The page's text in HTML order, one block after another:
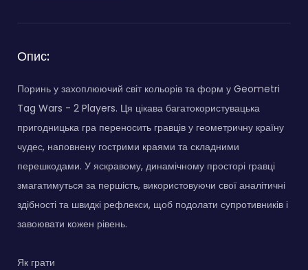
Опис:
Поринь у захоплюючий світ кольорів та форм у Geometri
Tag Wars - 2 Players. Ця цікава багатокористувацька
пригодницька гра переносить гравців у геометричну країну
чудес, наповнену гострими краями та складними
перешкодами. У яскравому, динамічному просторі гравці
змагатимуться за першість, використовуючи свої аналітичні
здібності та швидкі рефлекси, щоб подолати супротивників і
завоювати кожен рівень.
Як грати